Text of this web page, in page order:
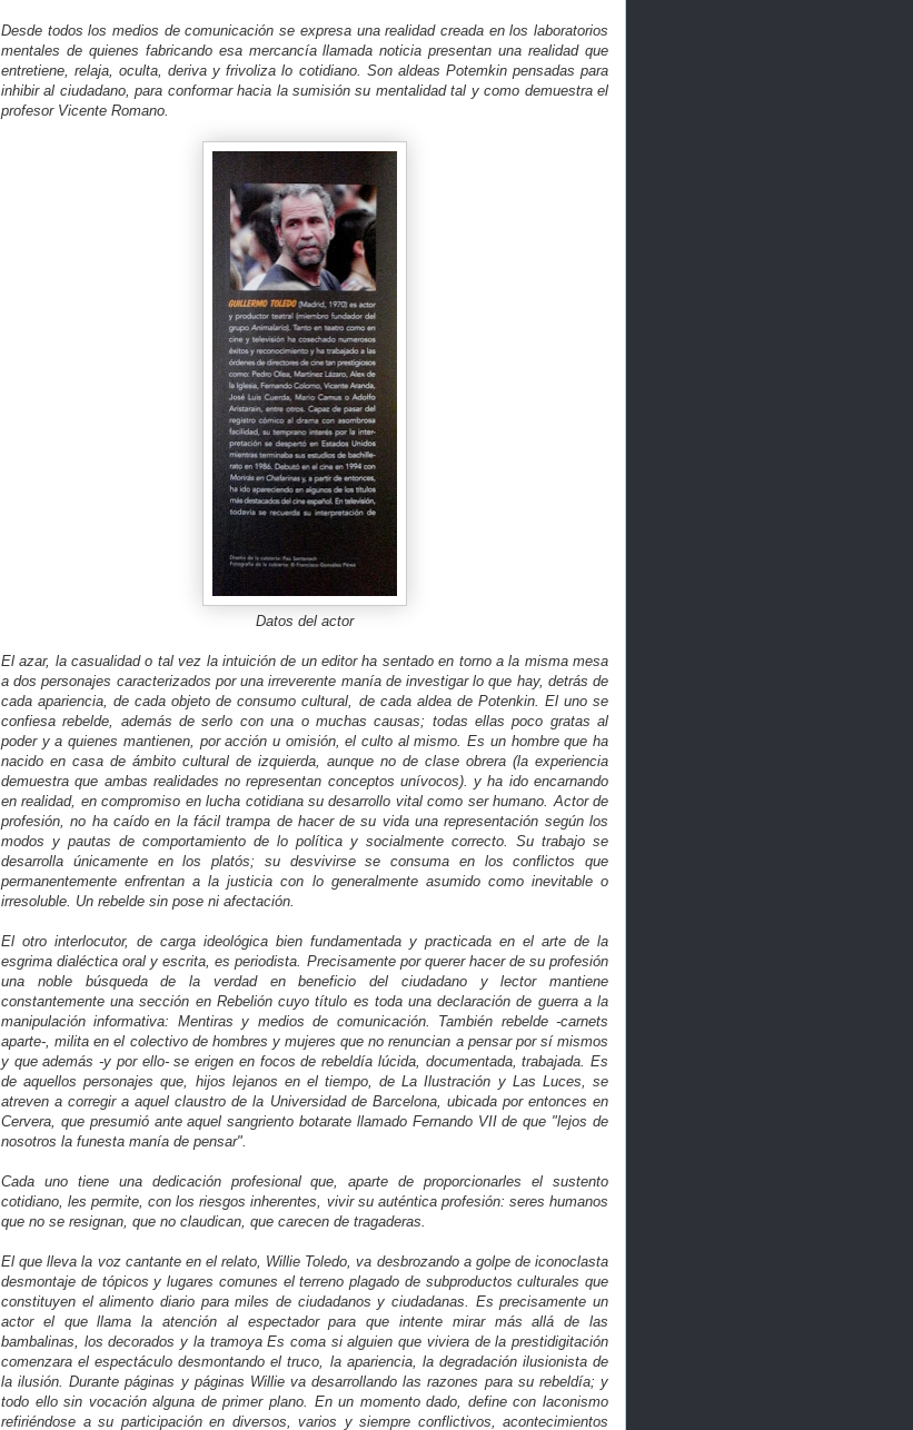
Desde todos los medios de comunicación se expresa una realidad creada en los laboratorios
mentales de quienes fabricando esa mercancía llamada noticia presentan una realidad que
entretiene, relaja, oculta, deriva y frivoliza lo cotidiano. Son aldeas Potemkin pensadas para
inhibir al ciudadano, para conformar hacia la sumisión su mentalidad tal y como demuestra el
profesor Vicente Romano.
Datos del actor
El azar, la casualidad o tal vez la intuición de un editor ha sentado en torno a la misma mesa
a dos personajes caracterizados por una irreverente manía de investigar lo que hay, detrás de
cada apariencia, de cada objeto de consumo cultural, de cada aldea de Potenkin. El uno se
confiesa rebelde, además de serlo con una o muchas causas; todas ellas poco gratas al
poder y a quienes mantienen, por acción u omisión, el culto al mismo. Es un hombre que ha
nacido en casa de ámbito cultural de izquierda, aunque no de clase obrera (la experiencia
demuestra que ambas realidades no representan conceptos unívocos). y ha ido encarnando
en realidad, en compromiso en lucha cotidiana su desarrollo vital como ser humano. Actor de
profesión, no ha caído en la fácil trampa de hacer de su vida una representación según los
modos y pautas de comportamiento de lo política y socialmente correcto. Su trabajo se
desarrolla únicamente en los platós; su desvivirse se consuma en los conflictos que
permanentemente enfrentan a la justicia con lo generalmente asumido como inevitable o
irresoluble. Un rebelde sin pose ni afectación.
El otro interlocutor, de carga ideológica bien fundamentada y practicada en el arte de la
esgrima dialéctica oral y escrita, es periodista. Precisamente por querer hacer de su profesión
una noble búsqueda de la verdad en beneficio del ciudadano y lector mantiene
constantemente una sección en Rebelión cuyo título es toda una declaración de guerra a la
manipulación informativa: Mentiras y medios de comunicación. También rebelde -carnets
aparte-, milita en el colectivo de hombres y mujeres que no renuncian a pensar por sí mismos
y que además -y por ello- se erigen en focos de rebeldía lúcida, documentada, trabajada. Es
de aquellos personajes que, hijos lejanos en el tiempo, de La Ilustración y Las Luces, se
atreven a corregir a aquel claustro de la Universidad de Barcelona, ubicada por entonces en
Cervera, que presumió ante aquel sangriento botarate llamado Fernando VII de que "lejos de
nosotros la funesta manía de pensar".
Cada uno tiene una dedicación profesional que, aparte de proporcionarles el sustento
cotidiano, les permite, con los riesgos inherentes, vivir su auténtica profesión: seres humanos
que no se resignan, que no claudican, que carecen de tragaderas.
El que lleva la voz cantante en el relato, Willie Toledo, va desbrozando a golpe de iconoclasta
desmontaje de tópicos y lugares comunes el terreno plagado de subproductos culturales que
constituyen el alimento diario para miles de ciudadanos y ciudadanas. Es precisamente un
actor el que llama la atención al espectador para que intente mirar más allá de las
bambalinas, los decorados y la tramoya Es coma si alguien que viviera de la prestidigitación
comenzara el espectáculo desmontando el truco, la apariencia, la degradación ilusionista de
la ilusión. Durante páginas y páginas Willie va desarrollando las razones para su rebeldía; y
todo ello sin vocación alguna de primer plano. En un momento dado, define con laconismo
refiriéndose a su participación en diversos, varios y siempre conflictivos, acontecimientos